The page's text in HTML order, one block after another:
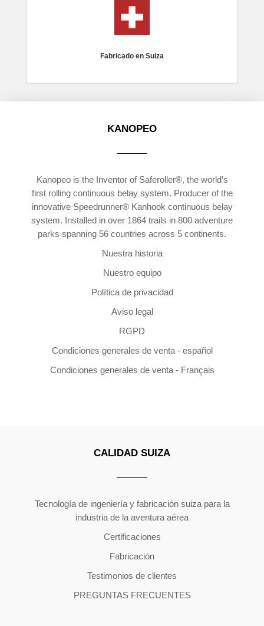
Fabricado en Suiza
KANOPEO
Kanopeo is the Inventor of Saferoller®, the world’s
first rolling continuous belay system. Producer of the
innovative Speedrunner® Kanhook continuous belay
system. Installed in over 1864 trails in 800 adventure
parks spanning 56 countries across 5 continents.
Nuestra historia
Nuestro equipo
Política de privacidad
Aviso legal
RGPD
Condiciones generales de venta - español
Condiciones generales de venta - Français
CALIDAD SUIZA
Tecnología de ingeniería y fabricación suiza para la
industria de la aventura aérea
Certificaciones
Fabricación
Testimonios de clientes
PREGUNTAS FRECUENTES